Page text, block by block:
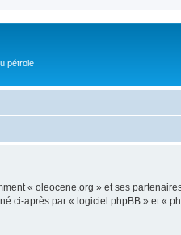
pétrole
« oleocene.org » et ses
ci-après par « logiciel phpBB » et «